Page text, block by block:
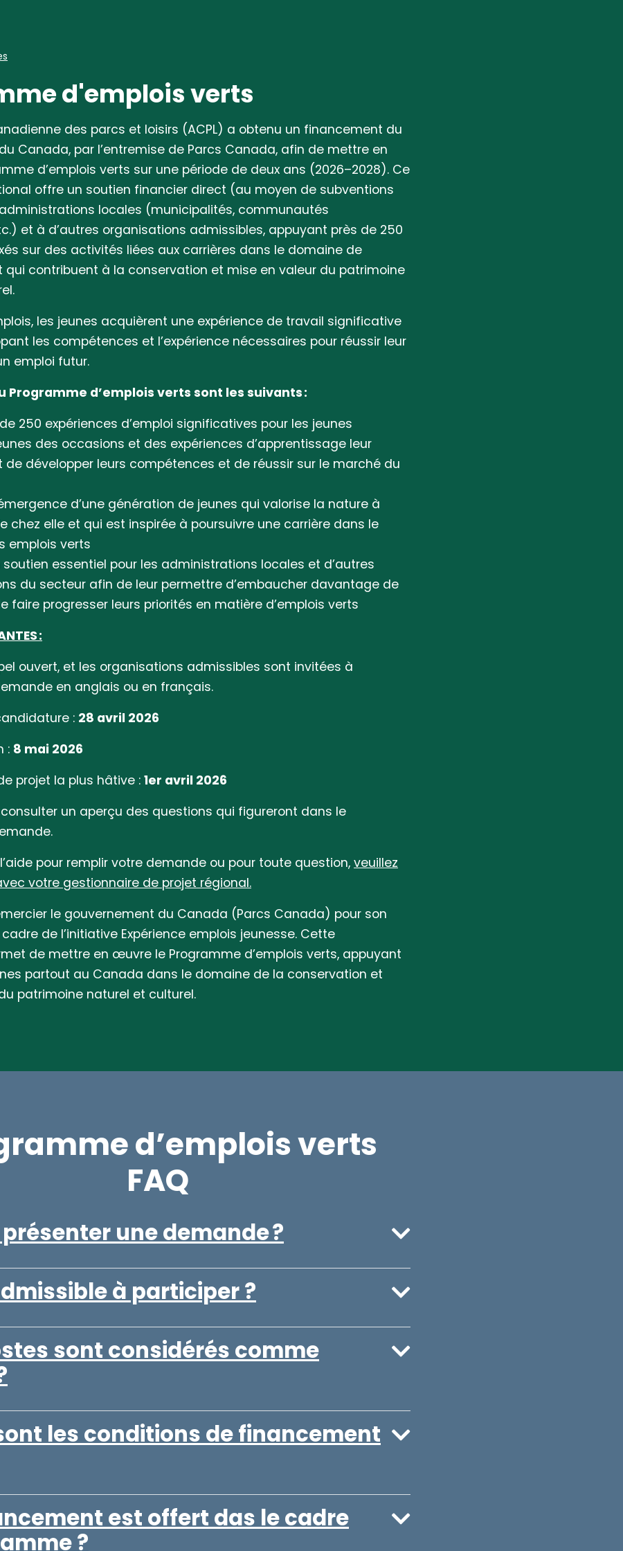
d'emplois verts
des parcs et loisirs (ACPL) a obtenu un financement du
Canada, par l’entremise de Parcs Canada, afin de mettre en
d’emplois verts sur une période de deux ans (2026–2028). Ce
offre un soutien financier direct (au moyen de subventions
locales (municipalités, communautés
et à d’autres organisations admissibles, appuyant près de 250
sur des activités liées aux carrières dans le domaine de
qui contribuent à la conservation et mise en valeur du patrimoine
les jeunes acquièrent une expérience de travail significative
les compétences et l’expérience nécessaires pour réussir leur
emploi futur.
Programme d’emplois verts sont les suivants :
250 expériences d’emploi significatives pour les jeunes
des occasions et des expériences d’apprentissage leur
développer leurs compétences et de réussir sur le marché du
d’une génération de jeunes qui valorise la nature à
chez elle et qui est inspirée à poursuivre une carrière dans le
emplois verts
soutien essentiel pour les administrations locales et d’autres
du secteur afin de leur permettre d’embaucher davantage de
faire progresser leurs priorités en matière d’emplois verts
:
ouvert, et les organisations admissibles sont invitées à
en anglais ou en français.
: 28 avril 2026
: 8 mai 2026
projet la plus hâtive : 1er avril 2026
un aperçu des questions qui figureront dans le
pour remplir votre demande ou pour toute question, veuillez
votre gestionnaire de projet régional.
le gouvernement du Canada (Parcs Canada) pour son
de l’initiative Expérience emplois jeunesse. Cette
de mettre en œuvre le Programme d’emplois verts, appuyant
partout au Canada dans le domaine de la conservation et
patrimoine naturel et culturel.
d’emplois verts
FAQ
une demande ?
à participer ?
sont considérés comme
les conditions de financement
est offert das le cadre
?